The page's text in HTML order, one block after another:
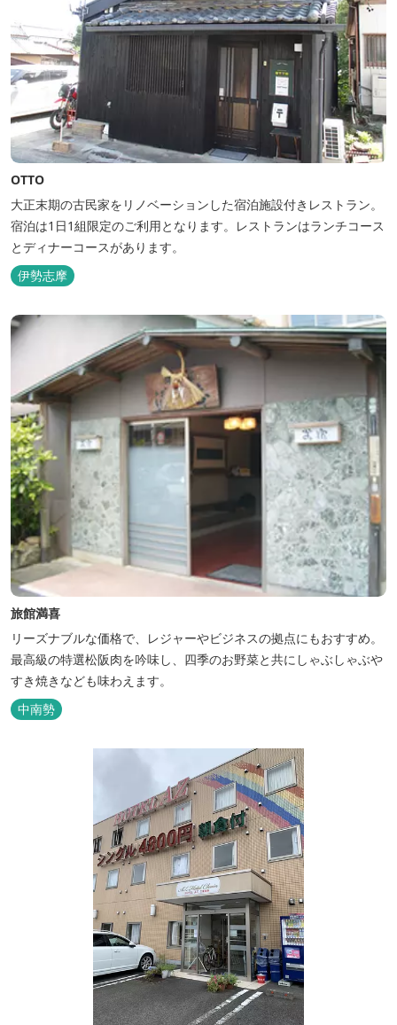
OTTO
大正末期の古民家をリノベーションした宿泊施設付きレストラン。
宿泊は1日1組限定のご利用となります。レストランはランチコース
とディナーコースがあります。
伊勢志摩
旅館満喜
リーズナブルな価格で、レジャーやビジネスの拠点にもおすすめ。
最高級の特選松阪肉を吟味し、四季のお野菜と共にしゃぶしゃぶや
すき焼きなども味わえます。
中南勢